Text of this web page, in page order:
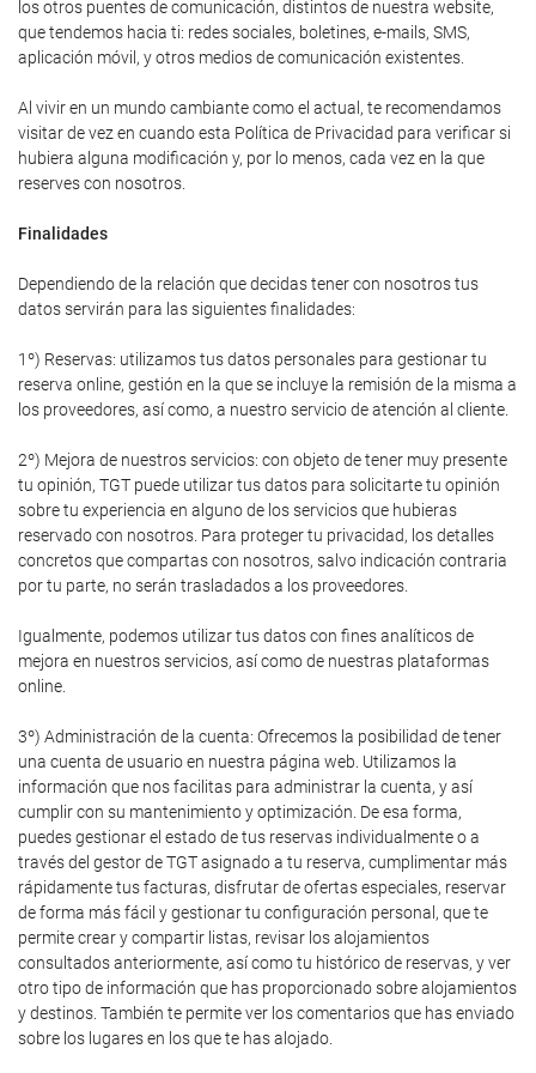
los otros puentes de comunicación, distintos de nuestra website,
que tendemos hacia ti: redes sociales, boletines, e-mails, SMS,
aplicación móvil, y otros medios de comunicación existentes.
Al vivir en un mundo cambiante como el actual, te recomendamos
visitar de vez en cuando esta Política de Privacidad para verificar si
hubiera alguna modificación y, por lo menos, cada vez en la que
reserves con nosotros.
Finalidades
Dependiendo de la relación que decidas tener con nosotros tus
datos servirán para las siguientes finalidades:
1º) Reservas: utilizamos tus datos personales para gestionar tu
reserva online, gestión en la que se incluye la remisión de la misma a
los proveedores, así como, a nuestro servicio de atención al cliente.
2º) Mejora de nuestros servicios: con objeto de tener muy presente
tu opinión, TGT puede utilizar tus datos para solicitarte tu opinión
sobre tu experiencia en alguno de los servicios que hubieras
reservado con nosotros. Para proteger tu privacidad, los detalles
concretos que compartas con nosotros, salvo indicación contraria
por tu parte, no serán trasladados a los proveedores.
Igualmente, podemos utilizar tus datos con fines analíticos de
mejora en nuestros servicios, así como de nuestras plataformas
online.
3º) Administración de la cuenta: Ofrecemos la posibilidad de tener
una cuenta de usuario en nuestra página web. Utilizamos la
información que nos facilitas para administrar la cuenta, y así
cumplir con su mantenimiento y optimización. De esa forma,
puedes gestionar el estado de tus reservas individualmente o a
través del gestor de TGT asignado a tu reserva, cumplimentar más
rápidamente tus facturas, disfrutar de ofertas especiales, reservar
de forma más fácil y gestionar tu configuración personal, que te
permite crear y compartir listas, revisar los alojamientos
consultados anteriormente, así como tu histórico de reservas, y ver
otro tipo de información que has proporcionado sobre alojamientos
y destinos. También te permite ver los comentarios que has enviado
sobre los lugares en los que te has alojado.